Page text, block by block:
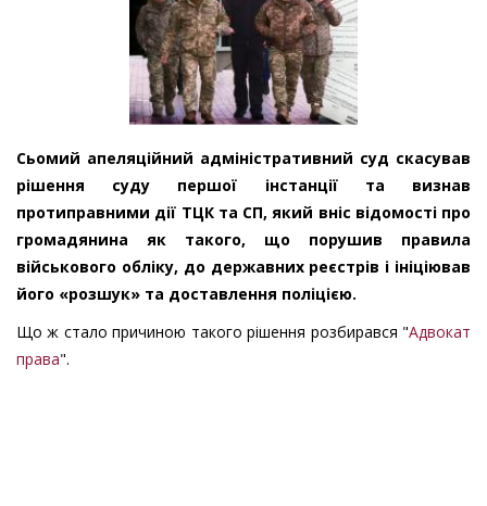
Сьомий апеляційний адміністративний суд скасував
рішення суду першої інстанції та визнав
протиправними дії ТЦК та СП, який вніс відомості про
громадянина як такого, що порушив правила
військового обліку, до державних реєстрів і ініціював
його «розшук» та доставлення поліцією.
Що ж стало причиною такого рішення розбирався "Адвокат
права".